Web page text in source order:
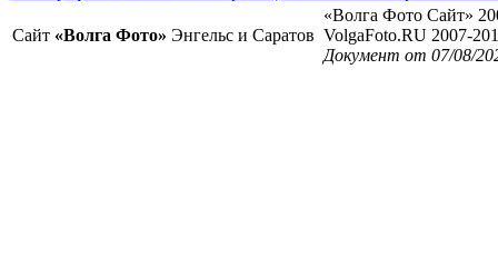
Сайт «Волга Фото» Энгельс и Саратов
«Волга Фото Сайт»
VolgaFoto.RU 2007-
Документ от 07/08/